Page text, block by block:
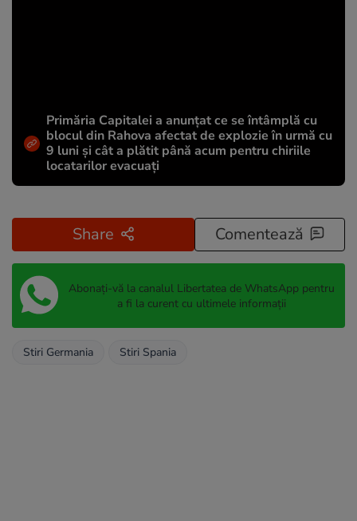
Primăria Capitalei a anunțat ce se întâmplă cu
blocul din Rahova afectat de explozie în urmă cu
9 luni și cât a plătit până acum pentru chiriile
locatarilor evacuați
Share Comentează
Abonați-vă la canalul Libertatea de WhatsApp pentru
a fi la curent cu ultimele informații
Stiri Germania Stiri Spania